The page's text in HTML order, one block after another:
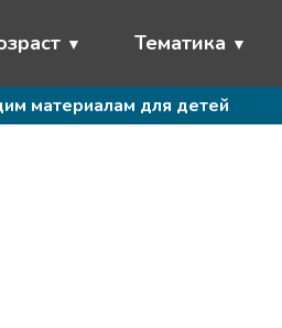
Тематика
материалам для детей